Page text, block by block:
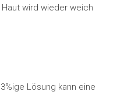
wird wieder weich
Lösung kann eine